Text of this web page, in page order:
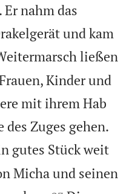
nahm das
und kam
ließen
Kinder und
mit ihrem Hab
des Zuges gehen.
gutes Stück weit
Micha und seinen